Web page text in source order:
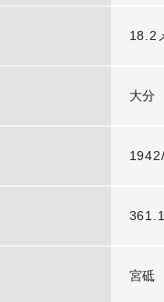
18.2
大分
宮砥